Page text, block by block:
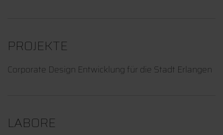
PROJEKTE
Corporate Design Entwicklung für die Stadt Erlangen
LABORE